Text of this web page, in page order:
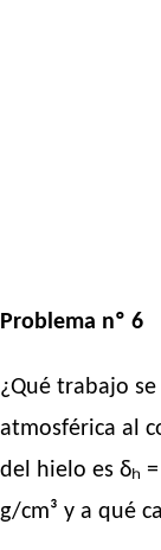
Problema nº 6
¿Qué trabajo
atmosférica al
del hielo es δₕ
g/cm³ y a qué